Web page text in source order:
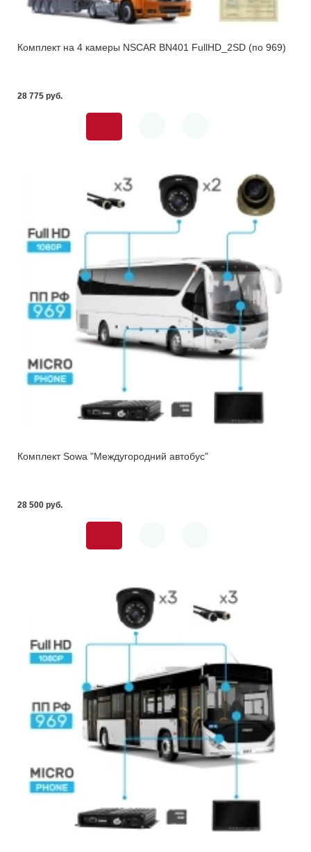
Комплект на 4 камеры NSCAR BN401 FullHD_2SD (по 969)
28 775 pуб.
Комплект Sowa "Междугородний автобус"
28 500 pуб.